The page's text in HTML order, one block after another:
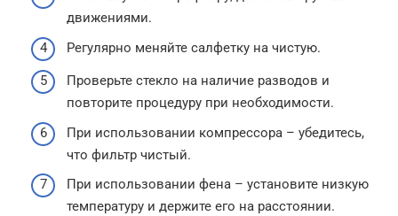
движениями.
Регулярно меняйте салфетку на чистую.
Проверьте стекло на наличие разводов и
повторите процедуру при необходимости.
При использовании компрессора – убедитесь,
что фильтр чистый.
При использовании фена – установите низкую
температуру и держите его на расстоянии.